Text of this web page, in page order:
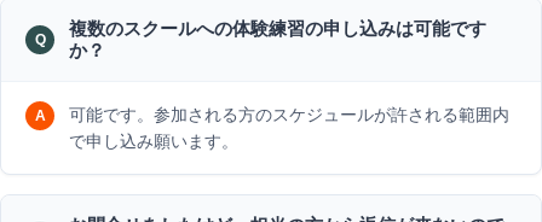
複数のスクールへの体験練習の申し込みは可能です
か？
可能です。参加される方のスケジュールが許される範囲内
で申し込み願います。